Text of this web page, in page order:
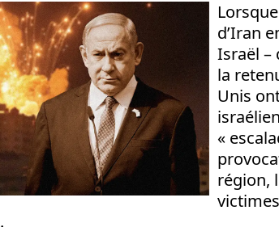
d’Iran
Israël –
la
Unis
«
région,